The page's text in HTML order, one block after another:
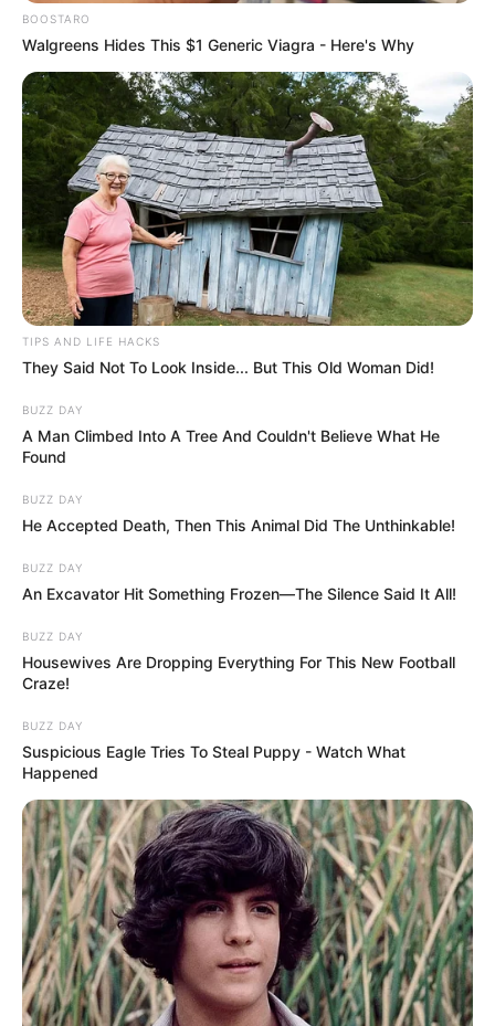
BOOSTARO
Walgreens Hides This $1 Generic Viagra - Here's Why
TIPS AND LIFE HACKS
They Said Not To Look Inside... But This Old Woman Did!
BUZZ DAY
A Man Climbed Into A Tree And Couldn't Believe What He
Found
BUZZ DAY
He Accepted Death, Then This Animal Did The Unthinkable!
BUZZ DAY
An Excavator Hit Something Frozen—The Silence Said It All!
BUZZ DAY
Housewives Are Dropping Everything For This New Football
Craze!
BUZZ DAY
Suspicious Eagle Tries To Steal Puppy - Watch What
Happened